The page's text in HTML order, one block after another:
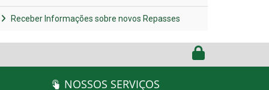
Receber Informações sobre novos Repasses
NOSSOS SERVIÇOS